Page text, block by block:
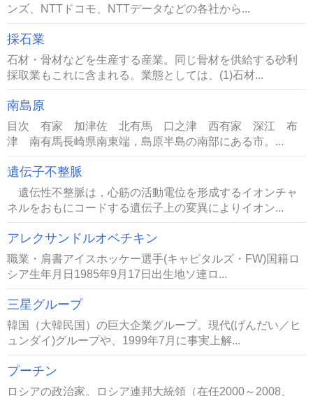
ンズ、NTTドコモ、NTTデータなどの各社から...
採石業
石材・骨材などを生産する産業。同じ骨材を供給する砂利
採取業もこれに含まれる。業態としては、(1)石材...
南島原
目次 有家 加津佐 北有馬 口之津 西有家 深江 布
津 南有馬長崎県南東端，島原半島の南部にある市。...
遺伝子不整脈
遺伝性不整脈は，心筋の活動電位を形成するイオンチャ
ネルをおもにコードする遺伝子上の変異によりイオン...
アレクサンドルオベチキン
職業・肩書アイスホッケー選手(キャピタルズ・FW)国籍ロ
シア生年月日1985年9月17日出生地ソ連ロ...
三星グループ
韓国（大韓民国）の巨大企業グループ。現代(げんだい／ヒ
ュンダイ)グループや、1999年7月に事実上解...
プーチン
ロシアの政治家。ロシア連邦大統領（在任2000～2008、